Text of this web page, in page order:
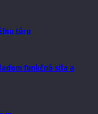
túru
funkčná sila a